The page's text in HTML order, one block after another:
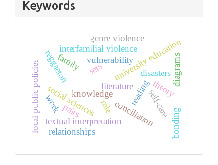
Keywords
literature
social sciences reading
textual interpretation
university education
knowledge
conciliationself-care
family
work role
interfamilial violence
reggaeton
genre violence
disasters
vulnerability
local public policies theory
sets
relationships
pairs
diagrams
bonding